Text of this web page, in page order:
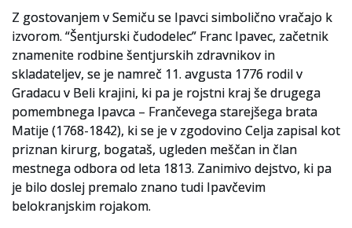
Arhivske škatle
Projekti
Slovenski elektronski arhiv
Anonimka
Virtualni.ZAC
Publikacije
Z gostovanjem v Semiču se Ipavci simbolično vračajo k
izvorom. “Šentjurski čudodelec” Franc Ipavec, začetnik
znamenite rodbine šentjurskih zdravnikov in
skladateljev, se je namreč 11. avgusta 1776 rodil v
Gradacu v Beli krajini, ki pa je rojstni kraj še drugega
pomembnega Ipavca – Frančevega starejšega brata
Matije (1768-1842), ki se je v zgodovino Celja zapisal kot
priznan kirurg, bogataš, ugleden meščan in član
mestnega odbora od leta 1813. Zanimivo dejstvo, ki pa
je bilo doslej premalo znano tudi Ipavčevim
belokranjskim rojakom.